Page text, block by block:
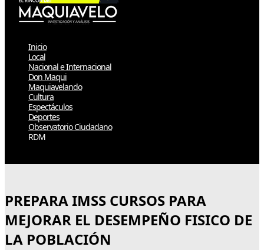
Inicio
Local
Nacional e Internacional
Don Maqui
Maquiavelando
Cultura
Espectáculos
Deportes
Observatorio Ciudadano
RDM
PREPARA IMSS CURSOS PARA
MEJORAR EL DESEMPEÑO FISICO DE
LA POBLACIÓN